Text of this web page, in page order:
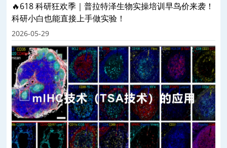
🔥618 科研狂欢季｜普拉特泽生物实操培训早鸟价来袭！
科研小白也能直接上手做实验！
2026-05-29